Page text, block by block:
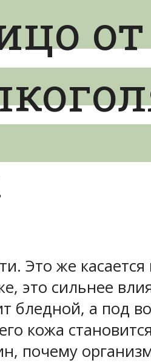
от
Это же
это сильнее
бледной, а под
кожа
почему